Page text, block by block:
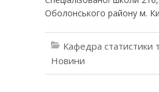
Оболонського району м.
Кафедра статистики
Новини